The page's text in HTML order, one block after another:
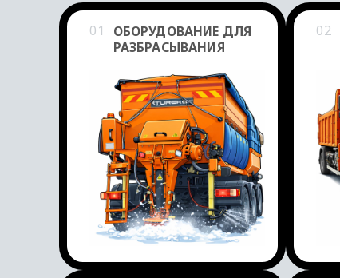
Группы товаров
01
ОБОРУДОВАНИЕ ДЛЯ
РАЗБРАСЫВАНИЯ
02